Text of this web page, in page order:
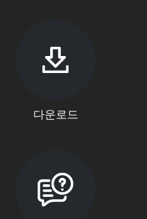
다운로드